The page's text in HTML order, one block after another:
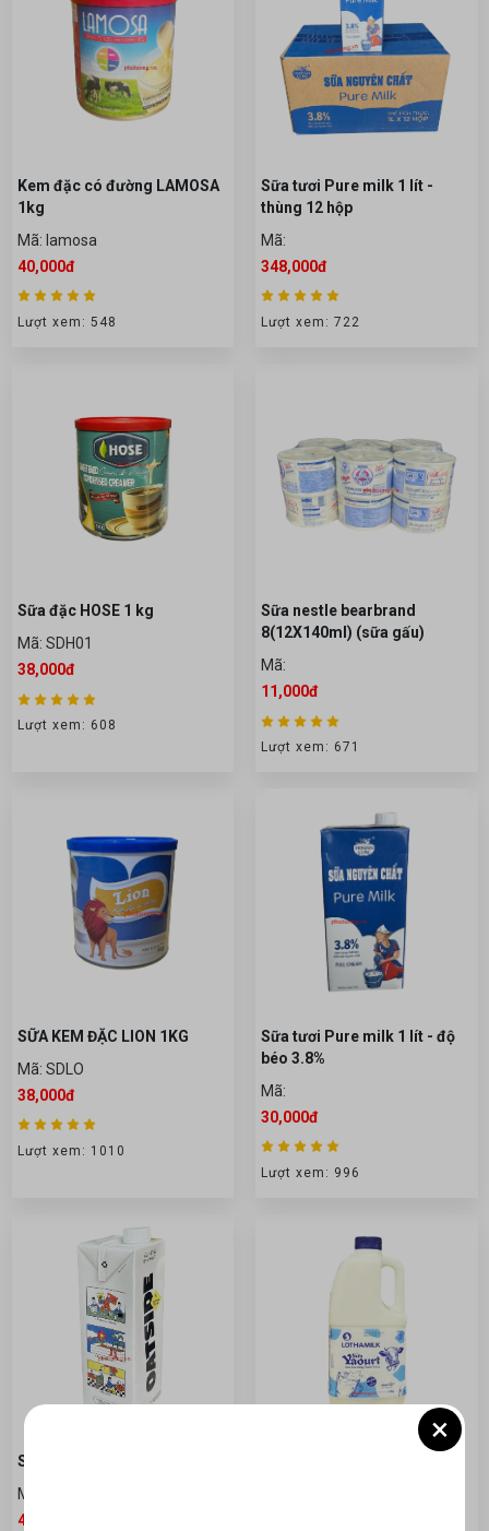
Kem đặc có đường LAMOSA
1kg
Mã: lamosa
40,000đ
Lượt xem: 548
Sữa tươi Pure milk 1 lít -
thùng 12 hộp
Mã:
348,000đ
Lượt xem: 722
Sữa đặc HOSE 1 kg
Mã: SDH01
38,000đ
Lượt xem: 608
Sữa nestle bearbrand
8(12X140ml) (sữa gấu)
Mã:
11,000đ
Lượt xem: 671
SỮA KEM ĐẶC LION 1KG
Mã: SDLO
38,000đ
Lượt xem: 1010
Sữa tươi Pure milk 1 lít - độ
béo 3.8%
Mã:
30,000đ
Lượt xem: 996
Sữa yến mạch OATSIDE 1 lit
Mã: SYML
42,000đ
×